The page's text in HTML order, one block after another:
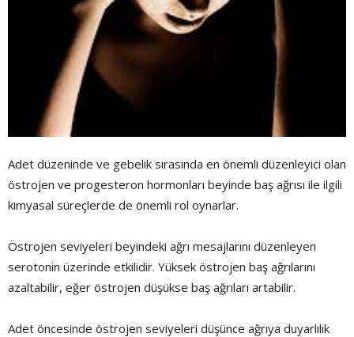
Adet düzeninde ve gebelik sırasında en önemli düzenleyici olan
östrojen ve progesteron hormonları beyinde baş ağrısı ile ilgili
kimyasal süreçlerde de önemli rol oynarlar.
Östrojen seviyeleri beyindeki ağrı mesajlarını düzenleyen
serotonin üzerinde etkilidir. Yüksek östrojen baş ağrılarını
azaltabilir, eğer östrojen düşükse baş ağrıları artabilir.
Adet öncesinde östrojen seviyeleri düşünce ağrıya duyarlılık